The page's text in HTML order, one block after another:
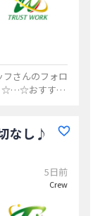
さんのフォロ
おすすめ
なし♪
5日前
Crew